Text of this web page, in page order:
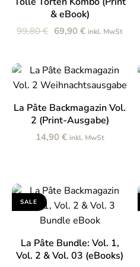
& eBook)
99,80€ Ursprünglicher
99,80 €
69,90€Aktueller
69,90 €.
inkl. MwSt
IN DEN WARENKORB
La Pâte Backmagazin Vol.
2 (Print-Ausgabe)
14,90 € inkl. MwSt
SALE
IN DEN WARENKORB
La Pâte Bundle: Vol. 1,
Vol. 2 & Vol. 03 (eBooks)